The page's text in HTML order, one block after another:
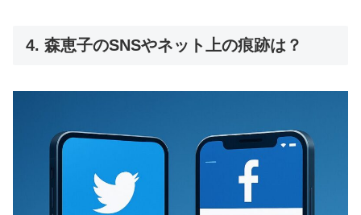
4. 森恵子のSNSやネット上の痕跡は？